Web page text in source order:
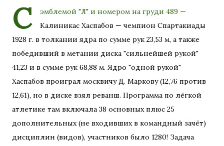
С
эмблемой "Л" и номером на груди 489 —
Калиникас Хаспабов — чемпион Спартакиады
1928 г. в толкании ядра по сумме рук 23,53 м, а также
победивший в метании диска "сильнейшей рукой"
41,23 и в сумме рук 68,88 м. Ядро "одной рукой"
Хаспабов проиграл москвичу Д. Маркову (12,76 против
12,61), но в диске взял реванш. Программа по лёгкой
атлетике там включала 38 основных плюс 25
дополнительных (не входивших в командный зачёт)
дисциплин (видов), участников было 1280! Задача